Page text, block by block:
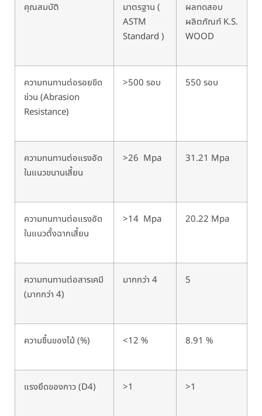
คุณสมบัติ
มาตรฐาน (
ASTM
Standard )
ผลทดสอบ
ผลิตภัณฑ์ K.S.
WOOD
ความทนทานต่อรอยขีด
ข่วน (Abrasion
Resistance)
>500 รอบ 550 รอบ
ความทนทานต่อแรงอัด
ในแนวขนานเสี้ยน
>26 Mpa 31.21 Mpa
ความทนทานต่อแรงอัด
ในแนวตั้งฉากเสี้ยน
>14 Mpa 20.22 Mpa
ความทนทานต่อสารเคมี
(มากกว่า 4)
มากกว่า 4 5
ความชื้นของไม้ (%) <12 % 8.91 %
แรงยึดของกาว (D4) >1 >1